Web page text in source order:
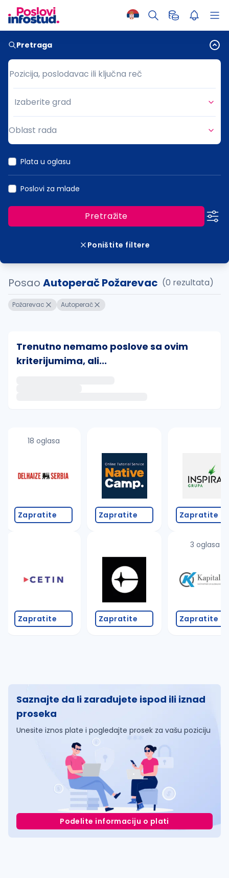
Pretraga
Pozicija, poslodavac ili ključna reč
Pozicija, poslodavac ili ključna reč
Grad
Izaberite grad
Oblast rada
Plata u oglasu
Poslovi za mlade
Pretražite
Poništite filtere
Posao Autoperač Požarevac (0 rezultata)
Požarevac Autoperač
Trenutno nemamo poslove sa ovim
kriterijumima, ali...
proverite pravopisne greške (koristite č, ć, š, đ,
povećajte radijus za odabrani grad
promenite odabrane filtere pretrage
18 oglasa
Zapratite
Zapratite
Zapratite
Zapratite
Zapratite
3 oglasa
Zapratite
Saznajte da li zarađujete ispod ili iznad
proseka
Unesite iznos plate i pogledajte prosek za vašu poziciju
Podelite informaciju o plati